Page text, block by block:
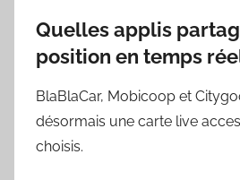
Quelles applis
position en temps
BlaBlaCar, Mobicoop et
désormais une carte live
choisis.